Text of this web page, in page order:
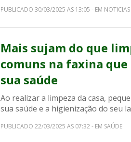
PUBLICADO 30/03/2025 AS 13:05 - EM NOTICIAS
Mais sujam do que
comuns na faxina
sua saúde
Ao realizar a limpeza da casa,
sua saúde e a higienização do seu
PUBLICADO 22/03/2025 AS 07:32 - EM SAÚDE